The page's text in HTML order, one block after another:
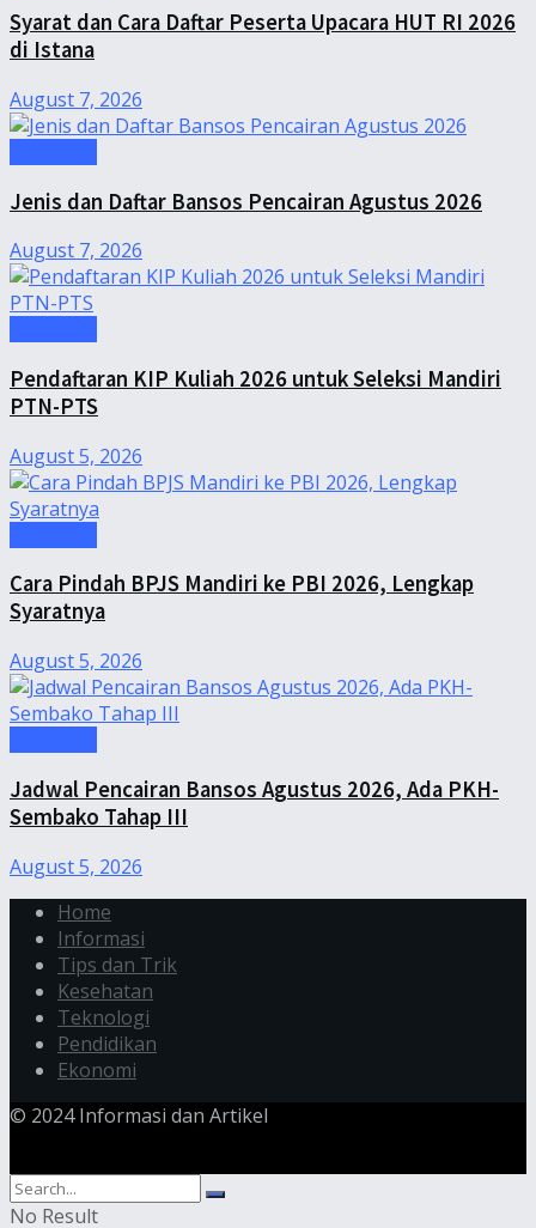
Syarat dan Cara Daftar Peserta Upacara HUT RI 2026
di Istana
August 7, 2026
Jenis dan Daftar Bansos Pencairan Agustus 2026
August 7, 2026
Pendaftaran KIP Kuliah 2026 untuk Seleksi Mandiri
PTN-PTS
August 5, 2026
Cara Pindah BPJS Mandiri ke PBI 2026, Lengkap
Syaratnya
August 5, 2026
Jadwal Pencairan Bansos Agustus 2026, Ada PKH-
Sembako Tahap III
August 5, 2026
Home
Informasi
Tips dan Trik
Kesehatan
Teknologi
Pendidikan
Ekonomi
© 2024 Informasi dan Artikel
No Result